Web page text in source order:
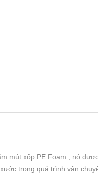
mút xốp PE Foam , nó
trong quá trình vận